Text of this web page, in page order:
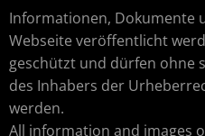
Informationen, Dokumente
Webseite veröffentlicht
geschützt und dürfen ohne
des Inhabers der
werden.
All information and images